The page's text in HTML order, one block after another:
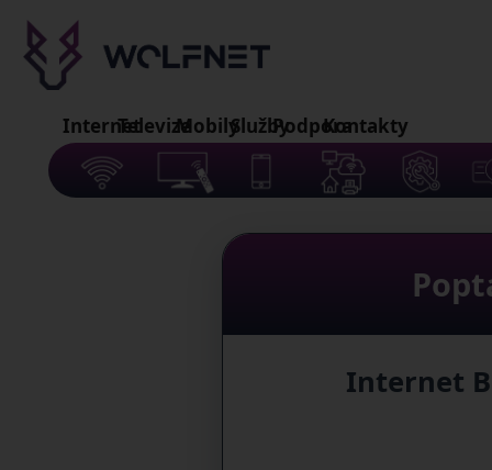
InternetTelevizeMobilySlužbyPodporaKontakty
Internet